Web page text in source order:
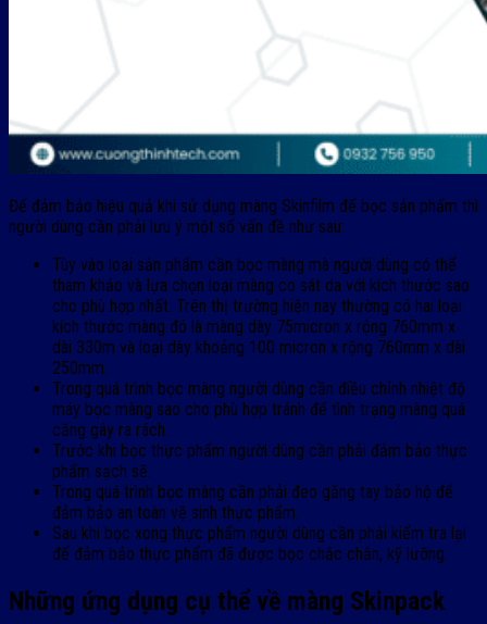
Để đảm bảo hiệu quả khi sử dụng màng Skinfilm để bọc sản phẩm thì
người dùng cần phải lưu ý một số vấn đề như sau:
Tùy vào loại sản phẩm cần bọc màng mà người dùng có thể
tham khảo và lựa chọn loại màng co sát da với kích thước sao
cho phù hợp nhất. Trên thị trường hiện nay thường có hai loại
kích thước màng đó là màng dày 75micron x rộng 760mm x
dài 330m và loại dày khoảng 100 micron x rộng 760mm x dài
250mm.
Trong quá trình bọc màng người dùng cần điều chỉnh nhiệt độ
máy bọc màng sao cho phù hợp tránh để tình trạng màng quá
căng gây ra rách.
Trước khi bọc thực phẩm người dùng cần phải đảm bảo thực
phẩm sạch sẽ.
Trong quá trình bọc màng cần phải đeo găng tay bảo hộ để
đảm bảo an toàn vệ sinh thực phẩm.
Sau khi bọc xong thực phẩm người dùng cần phải kiểm tra lại
để đảm bảo thực phẩm đã được bọc chắc chắn, kỹ lưỡng.
Những ứng dụng cụ thể về màng Skinpack